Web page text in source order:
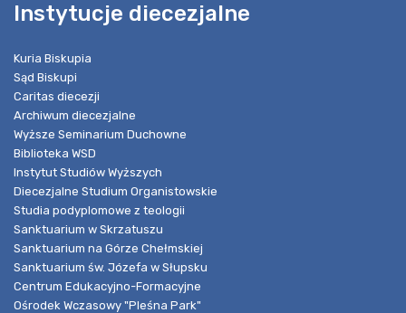
Instytucje diecezjalne
Kuria Biskupia
Sąd Biskupi
Caritas diecezji
Archiwum diecezjalne
Wyższe Seminarium Duchowne
Biblioteka WSD
Instytut Studiów Wyższych
Diecezjalne Studium Organistowskie
Studia podyplomowe z teologii
Sanktuarium w Skrzatuszu
Sanktuarium na Górze Chełmskiej
Sanktuarium św. Józefa w Słupsku
Centrum Edukacyjno-Formacyjne
Ośrodek Wczasowy "Pleśna Park"